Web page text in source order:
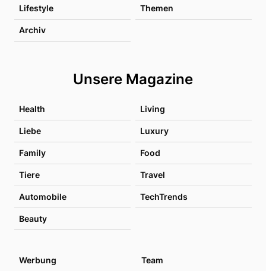
Lifestyle Themen
Archiv
Unsere Magazine
Health Living
Liebe Luxury
Family Food
Tiere Travel
Automobile TechTrends
Beauty
Werbung Team